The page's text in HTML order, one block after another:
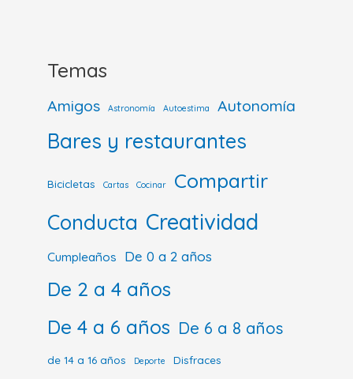
Temas
Amigos Astronomía Autoestima Autonomía
Bares y restaurantes
Bicicletas Cartas Cocinar Compartir
Conducta Creatividad
Cumpleaños De 0 a 2 años
De 2 a 4 años
De 4 a 6 años De 6 a 8 años
de 14 a 16 años Deporte Disfraces